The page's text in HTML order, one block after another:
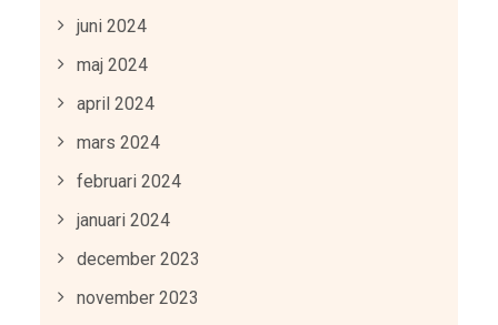
juni 2024
maj 2024
april 2024
mars 2024
februari 2024
januari 2024
december 2023
november 2023